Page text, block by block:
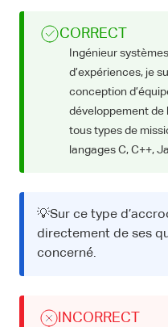
CORRECT
Ingénieur
d’expériences, je
conception
développement de
tous types de
langages C, C++,
💡Sur ce type
directement de ses
concerné.
INCORRECT